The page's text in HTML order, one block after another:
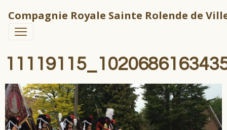
Compagnie Royale Sainte Rolende de